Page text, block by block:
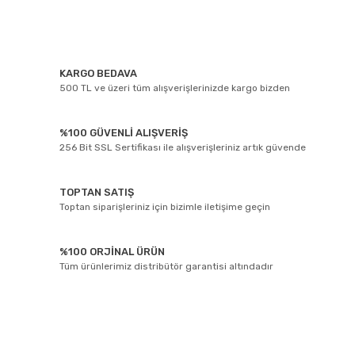
KARGO BEDAVA
500 TL ve üzeri tüm alışverişlerinizde kargo bizden
%100 GÜVENLİ ALIŞVERİŞ
256 Bit SSL Sertifikası ile alışverişleriniz artık güvende
TOPTAN SATIŞ
Toptan siparişleriniz için bizimle iletişime geçin
%100 ORJİNAL ÜRÜN
Tüm ürünlerimiz distribütör garantisi altındadır